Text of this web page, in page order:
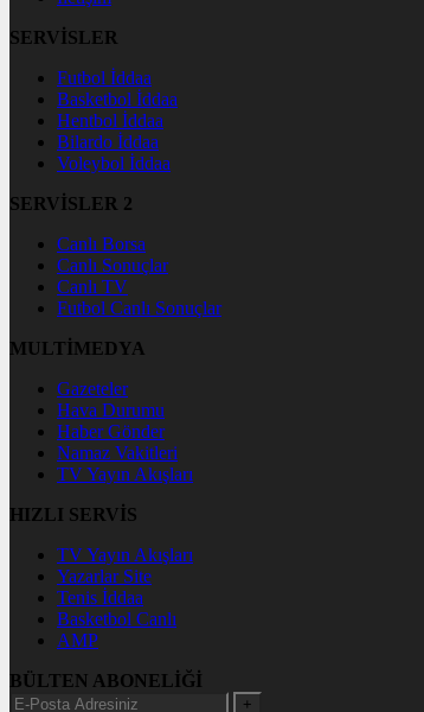
SERVİSLER
Futbol İddaa
Basketbol İddaa
Hentbol İddaa
Bilardo İddaa
Voleybol İddaa
SERVİSLER 2
Canlı Borsa
Canlı Sonuçlar
Canlı TV
Futbol Canlı Sonuçlar
MULTİMEDYA
Gazeteler
Hava Durumu
Haber Gönder
Namaz Vakitleri
TV Yayın Akışları
HIZLI SERVİS
TV Yayın Akışları
Yazarlar Site
Tenis İddaa
Basketbol Canlı
AMP
BÜLTEN ABONELİĞİ
+